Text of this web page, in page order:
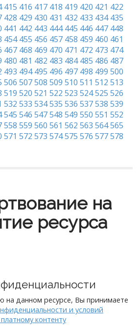
415 416 417 418 419 420 421 422
428 429 430 431 432 433 434 435
441 442 443 444 445 446 447 448
454 455 456 457 458 459 460 461
467 468 469 470 471 472 473 474
480 481 482 483 484 485 486 487
493 494 495 496 497 498 499 500
506 507508 509 510 511 512 513
519 520 521 522 523 524525 526
532 533 534535 536 537538 539
545 546 547548 549 550 551 552
558 559 560 561 562 563 564565
571 572 573 574575 576 577578
на
ресурса
на данном ресурсе, Вы принимаете
и условий
контенту